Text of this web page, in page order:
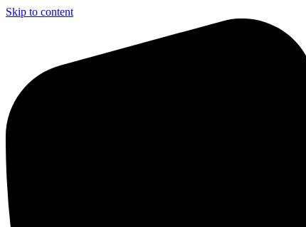
Skip to content